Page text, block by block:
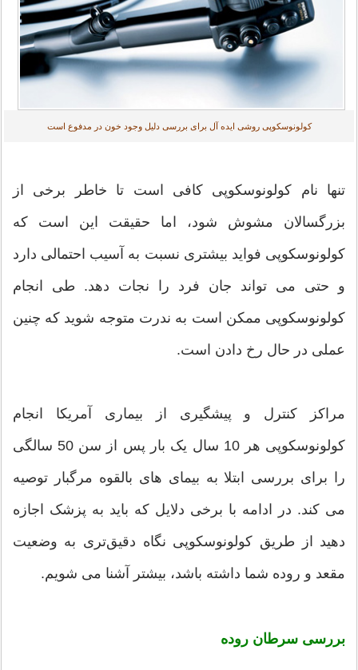
کولونوسکوپی روشی ایده آل برای بررسی دلیل وجود خون در مدفوع است
تنها نام کولونوسکوپی کافی است تا خاطر برخی از
بزرگسالان مشوش شود، اما حقیقت این است که
کولونوسکوپی فواید بیشتری نسبت به آسیب احتمالی دارد
و حتی می تواند جان فرد را نجات دهد. طی انجام
کولونوسکوپی ممکن است به ندرت متوجه شوید که چنین
عملی در حال رخ دادن است.
مراکز کنترل و پیشگیری از بیماری آمریکا انجام
کولونوسکوپی هر 10 سال یک بار پس از سن 50 سالگی
را برای بررسی ابتلا به بیمای های بالقوه مرگبار توصیه
می کند. در ادامه با برخی دلایل که باید به پزشک اجازه
دهید از طریق کولونوسکوپی نگاه دقیق‌تری به وضعیت
مقعد و روده شما داشته باشد، بیشتر آشنا می شویم.
بررسی سرطان روده